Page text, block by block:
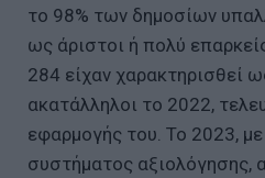
το 98% των δημοσίων
ως άριστοι ή πολύ
284 είχαν χαρακτηρισθεί
ακατάλληλοι το 2022,
εφαρμογής του. Το 2023,
συστήματος αξιολόγησης,